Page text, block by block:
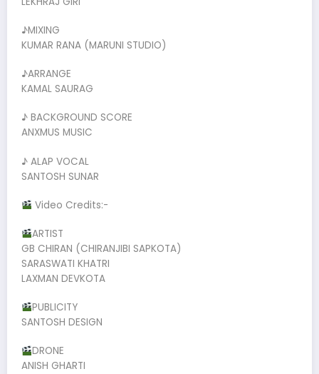
♪MIXING
KUMAR RANA (MARUNI STUDIO)
♪ARRANGE
KAMAL SAURAG
♪ BACKGROUND SCORE
ANXMUS MUSIC
♪ ALAP VOCAL
SANTOSH SUNAR
Video Credits:-
ARTIST
GB CHIRAN (CHIRANJIBI SAPKOTA)
SARASWATI KHATRI
LAXMAN DEVKOTA
PUBLICITY
SANTOSH DESIGN
DRONE
ANISH GHARTI